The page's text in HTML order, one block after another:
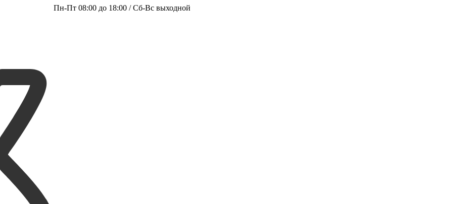
Пн-Пт 08:00 до 18:00 / Сб-Вс выходной